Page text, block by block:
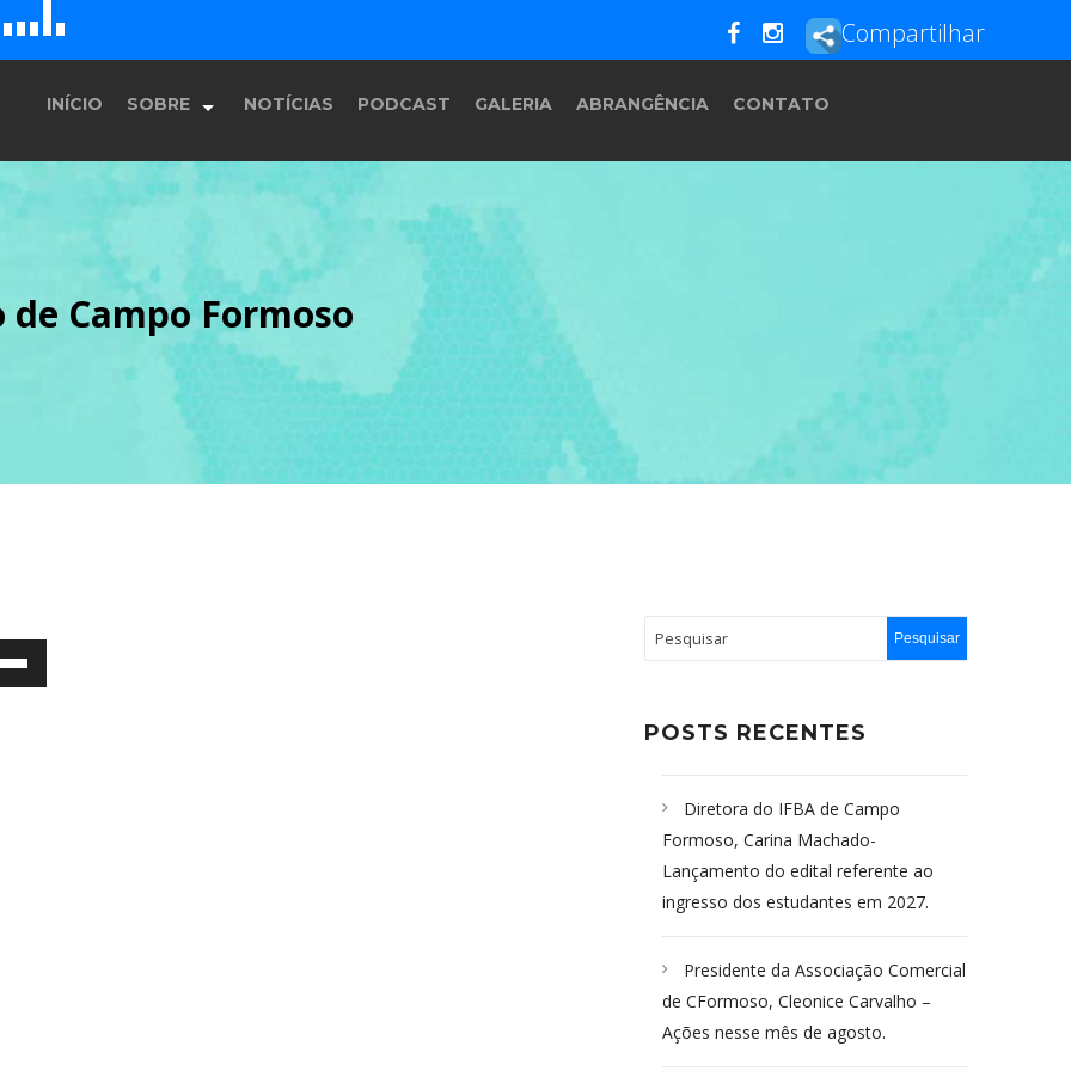
E F G Compartilhar
INÍCIO SOBRE
História
Equipe
Programação
NOTÍCIAS PODCAST GALERIA ABRANGÊNCIA CONTATO
Campo Formoso
POSTS RECENTES
Diretora do IFBA de Campo
Formoso, Carina Machado-
Lançamento do edital referente ao
ingresso dos estudantes em 2027.
Presidente da Associação Comercial
de CFormoso, Cleonice Carvalho –
Ações nesse mês de agosto.